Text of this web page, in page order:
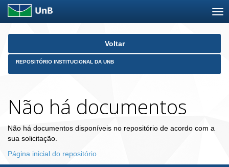
Skip
Voltar
REPOSITÓRIO INSTITUCIONAL DA UNB
Não há documentos
Não há documentos disponíveis no repositório de acordo com a
sua solicitação.
Página inicial do repositório